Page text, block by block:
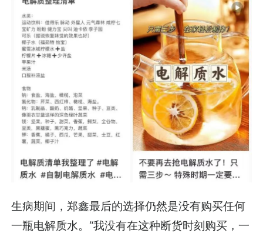
生病期间，郑鑫最后的选择仍然是没有购买任何
一瓶电解质水。“我没有在这种断货时刻购买，一